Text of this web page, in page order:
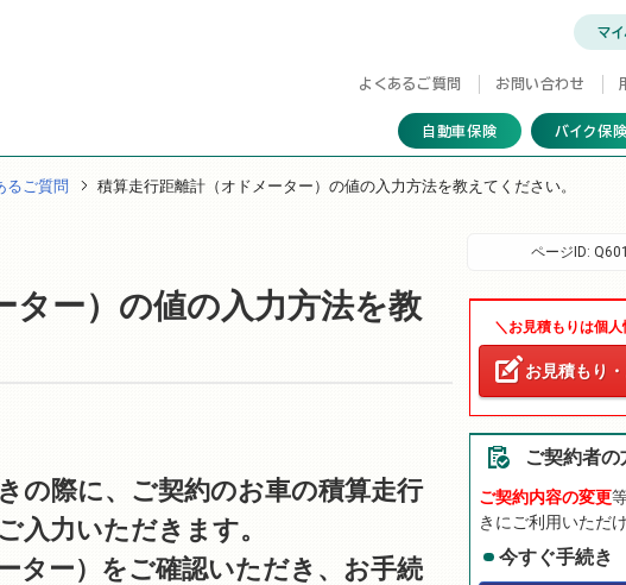
マ
よくあるご質問 お問い合わせ
自動車保険 バイク保険
るご質問 積算走行距離計（オドメーター）の値の入力方法を教えてください。
ター）の値の入力方法を教
の際に、ご契約のお車の積算走行
入力いただきます。
ター）をご確認いただき、お手続
＼お見積もりは個
お見積もり
ご契約者の
ご契約内容の変更
きにご利用いただけ
今すぐ手続き
ページID: